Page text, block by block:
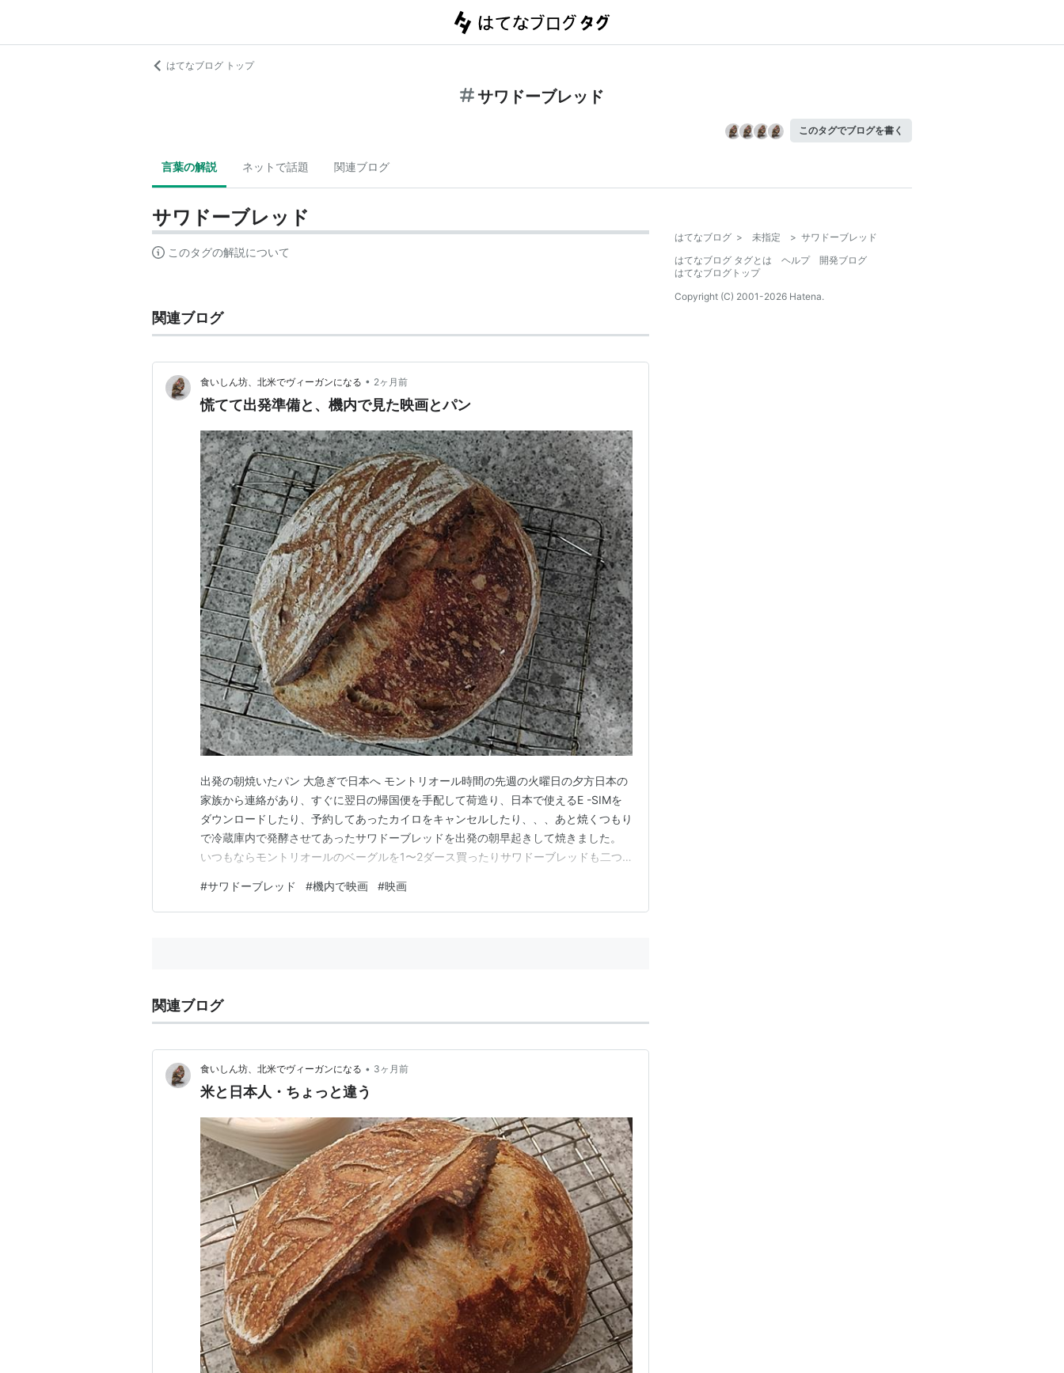
はてなブログ トップ
サワドーブレッド
このタグでブログを書く
言葉の解説 ネットで話題 関連ブログ
サワドーブレッド
このタグの解説について
関連ブログ
食いしん坊、北米でヴィーガンになる • 2ヶ月前
慌てて出発準備と、機内で見た映画とパン
出発の朝焼いたパン 大急ぎで日本へ モントリオール時間の先週の火曜日の夕方日本の
家族から連絡があり、すぐに翌日の帰国便を手配して荷造り、日本で使えるE -SIMを
ダウンロードしたり、予約してあったカイロをキャンセルしたり、、、あと焼くつもり
で冷蔵庫内で発酵させてあったサワドーブレッドを出発の朝早起きして焼きました。
いつもならモントリオールのベーグルを1〜2ダース買ったりサワドーブレッドも二つ
の、今回は日本到着後、空港から荷物を自宅に送って私は直行で行くべきところがある
ため、スーツケースが保管される場所やトラック庫内…
#サワドーブレッド #機内で映画 #映画
関連ブログ
食いしん坊、北米でヴィーガンになる • 3ヶ月前
米と日本人・ちょっと違う
はてなブログ > 未指定 > サワドーブレッド
はてなブログ タグとは
ヘルプ
開発ブログ
はてなブログトップ
Copyright (C) 2001-2026 Hatena.